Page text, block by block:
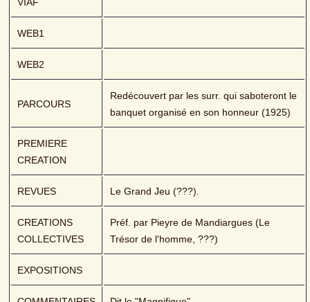
VIAF
WEB1
WEB2
PARCOURS
Redécouvert par les surr. qui saboteront le
banquet organisé en son honneur (1925)
PREMIERE
CREATION
REVUES Le Grand Jeu (???).
CREATIONS
COLLECTIVES
Préf. par Pieyre de Mandiargues (Le
Trésor de l'homme, ???)
EXPOSITIONS